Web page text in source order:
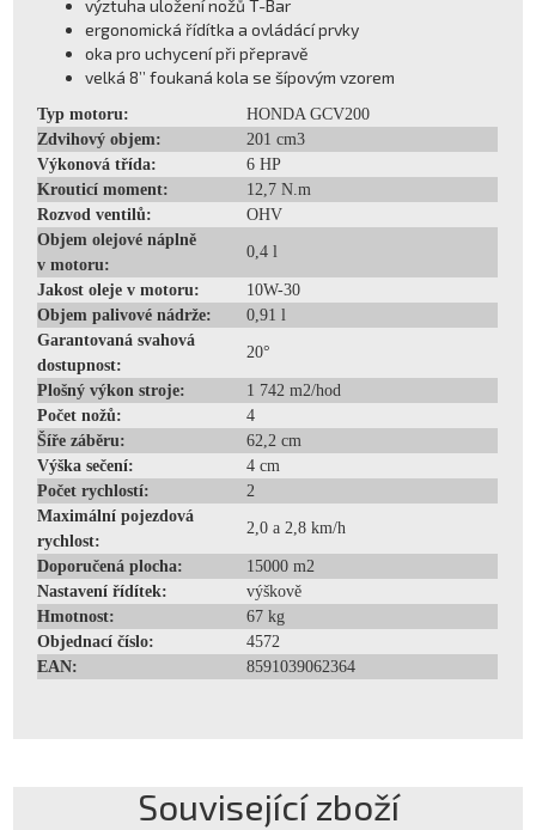
výztuha uložení nožů T-Bar
ergonomická řídítka a ovládácí prvky
oka pro uchycení při přepravě
velká 8’’ foukaná kola se šípovým vzorem
Typ motoru:
HONDA GCV200
Zdvihový objem:
201 cm3
Výkonová třída:
6 HP
Krouticí moment:
12,7 N.m
Rozvod ventilů:
OHV
Objem olejové náplně
v motoru:
0,4 l
Jakost oleje v motoru:
10W-30
Objem palivové nádrže:
0,91 l
Garantovaná svahová
dostupnost:
20°
Plošný výkon stroje:
1 742 m2/hod
Počet nožů:
4
Šíře záběru:
62,2 cm
Výška sečení:
4 cm
Počet rychlostí:
2
Maximální pojezdová
rychlost:
2,0 a 2,8 km/h
Doporučená plocha:
15000 m2
Nastavení řídítek:
výškově
Hmotnost:
67 kg
Objednací číslo:
4572
EAN:
8591039062364
Související zboží